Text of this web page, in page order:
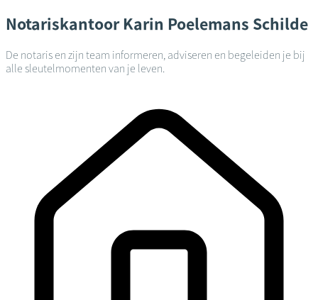
Notariskantoor Karin Poelemans Schilde
De notaris en zijn team informeren, adviseren en begeleiden je bij
alle sleutelmomenten van je leven.